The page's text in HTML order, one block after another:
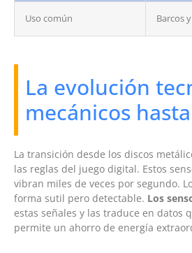
Uso común Barcos
La evolución
mecánicos
La transición desde los discos
las reglas del juego digital. Estos
vibran miles de veces por segundo.
forma sutil pero detectable. Los
estas señales y las traduce en datos
permite un ahorro de energía